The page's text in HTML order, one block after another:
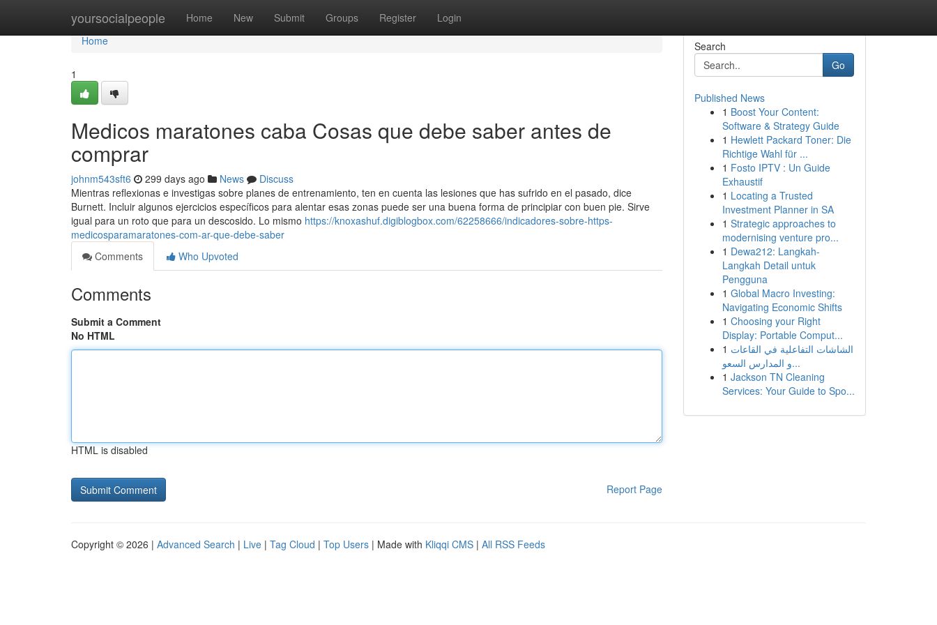
yoursocialpeople Home New Submit Groups Register Login
Home
Home
1
Medicos maratones caba Cosas que debe saber antes de
comprar
johnm543sft6 299 days ago News
Discuss
Mientras reflexionas e investigas sobre planes de entrenamiento, ten en cuenta las lesiones que has sufrido en el pasado, dice
Burnett. Incluir algunos ejercicios específicos para alentar esas zonas puede ser una buena forma de principiar con buen pie. Sirve
igual para un roto que para un descosido. Lo mismo https://knoxashuf.digiblogbox.com/62258666/indicadores-sobre-https-
medicosparamaratones-com-ar-que-debe-saber
Comments
Who Upvoted
Comments
Submit a Comment
No HTML
HTML is disabled
Report Page
Search
Go
Published News
1 Boost Your Content:
Software & Strategy Guide
1 Hewlett Packard Toner: Die
Richtige Wahl für ...
1 Fosto IPTV : Un Guide
Exhaustif
1 Locating a Trusted
Investment Planner in SA
1 Strategic approaches to
modernising venture pro...
1 Dewa212: Langkah-
Langkah Detail untuk
Pengguna
1 Global Macro Investing:
Navigating Economic Shifts
1 Choosing your Right
Display: Portable Comput...
1 الشاشات التفاعلية في القاعات
و المدارس السعو...
1 Jackson TN Cleaning
Services: Your Guide to Spo...
Copyright © 2026 | Advanced Search | Live | Tag Cloud | Top Users | Made with Kliqqi CMS | All RSS Feeds